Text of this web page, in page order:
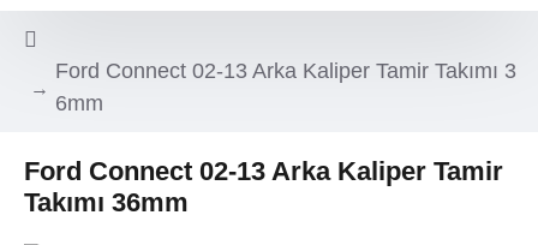
Ford Connect 02-13 Arka Kaliper Tamir Takımı 3
6mm
Ford Connect 02-13 Arka Kaliper Tamir
Takımı 36mm